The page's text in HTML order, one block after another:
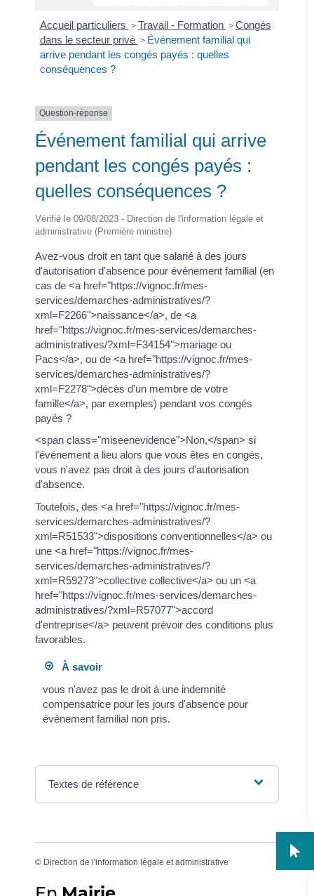
Accueil particuliers > Travail - Formation > Congés
dans le secteur privé > Événement familial qui
arrive pendant les congés payés : quelles
conséquences ?
Question-réponse
Événement familial qui arrive
pendant les congés payés :
quelles conséquences ?
Vérifié le 09/08/2023 - Direction de l'information légale et
administrative (Première ministre)
Avez-vous droit en tant que salarié à des jours
d'autorisation d'absence pour événement familial (en
cas de <a href="https://vignoc.fr/mes-
services/demarches-administratives/?
xml=F2266">naissance</a>, de <a
href="https://vignoc.fr/mes-services/demarches-
administratives/?xml=F34154">mariage ou
Pacs</a>, ou de <a href="https://vignoc.fr/mes-
services/demarches-administratives/?
xml=F2278">décès d'un membre de votre
famille</a>, par exemples) pendant vos congés
payés ?
<span class="miseenevidence">Non,</span> si
l'événement a lieu alors que vous êtes en congés,
vous n'avez pas droit à des jours d'autorisation
d'absence.
Toutefois, des <a href="https://vignoc.fr/mes-
services/demarches-administratives/?
xml=R51533">dispositions conventionnelles</a> ou
une <a href="https://vignoc.fr/mes-
services/demarches-administratives/?
xml=R59273">collective collective</a> ou un <a
href="https://vignoc.fr/mes-services/demarches-
administratives/?xml=R57077">accord
d'entreprise</a> peuvent prévoir des conditions plus
favorables.
À savoir
vous n'avez pas le droit à une indemnité
compensatrice pour les jours d'absence pour
événement familial non pris.
Textes de référence
© Direction de l'information légale et administrative